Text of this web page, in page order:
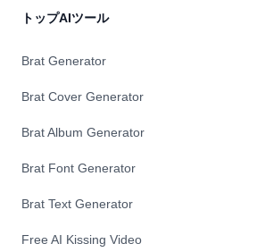
トップAIツール
Brat Generator
Brat Cover Generator
Brat Album Generator
Brat Font Generator
Brat Text Generator
Free AI Kissing Video